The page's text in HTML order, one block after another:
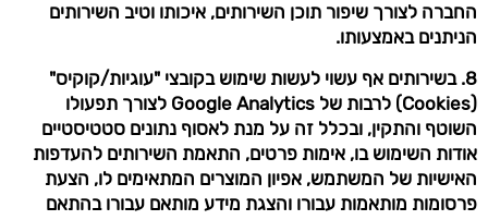
החברה לצורך שיפור תוכן השירותים, איכותו וטיב השירותים
הניתנים באמצעותו.
8. בשירותים אף עשוי לעשות שימוש בקובצי "עוגיות/קוקיס"
(Cookies) לרבות של Google Analytics לצורך תפעולו
השוטף והתקין, ובכלל זה על מנת לאסוף נתונים סטטיסטיים
אודות השימוש בו, אימות פרטים, התאמת השירותים להעדפות
האישיות של המשתמש, אפיון המוצרים המתאימים לו, הצעת
פרסומות מותאמות עבורו והצגת מידע מותאם עבורו בהתאם